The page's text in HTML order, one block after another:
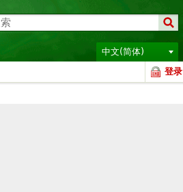
中文(简体)
登录